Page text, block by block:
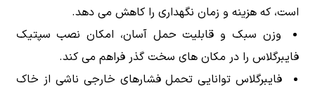
است، که هزینه و زمان نگهداری را کاهش می دهد.
وزن سبک و قابلیت حمل آسان، امکان نصب سپتیک
فایبرگلاس را در مکان های سخت گذر فراهم می کند.
فایبرگلاس توانایی تحمل فشارهای خارجی ناشی از خاک